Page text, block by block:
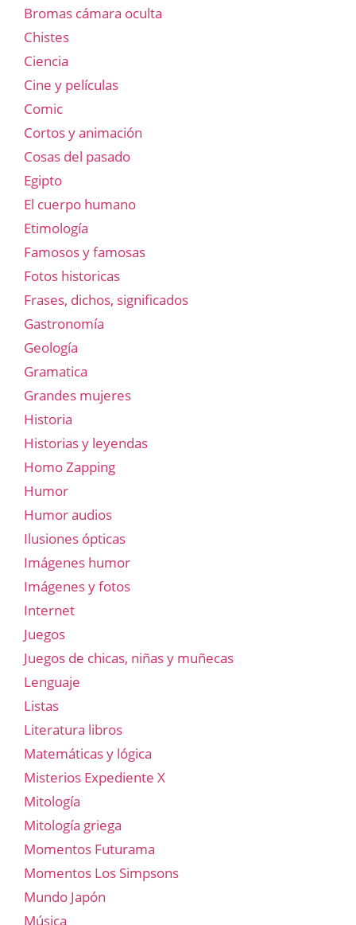
Bromas cámara oculta
Chistes
Ciencia
Cine y películas
Comic
Cortos y animación
Cosas del pasado
Egipto
El cuerpo humano
Etimología
Famosos y famosas
Fotos historicas
Frases, dichos, significados
Gastronomía
Geología
Gramatica
Grandes mujeres
Historia
Historias y leyendas
Homo Zapping
Humor
Humor audios
Ilusiones ópticas
Imágenes humor
Imágenes y fotos
Internet
Juegos
Juegos de chicas, niñas y muñecas
Lenguaje
Listas
Literatura libros
Matemáticas y lógica
Misterios Expediente X
Mitología
Mitología griega
Momentos Futurama
Momentos Los Simpsons
Mundo Japón
Música